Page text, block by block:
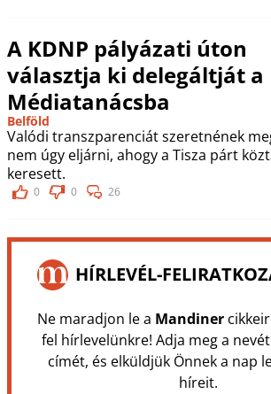
A KDNP pályázati úton
választja ki delegáltját a
Médiatanácsba
Belföld
Valódi transzparenciát szeretnének
nem úgy eljárni, ahogy a Tisza párt
keresett.
0 0 26
HÍRLEVÉL-
Ne maradjon le a Mandiner
fel hírlevelünkre! Adja meg a
címét, és elküldjük Önnek a nap
híreit.